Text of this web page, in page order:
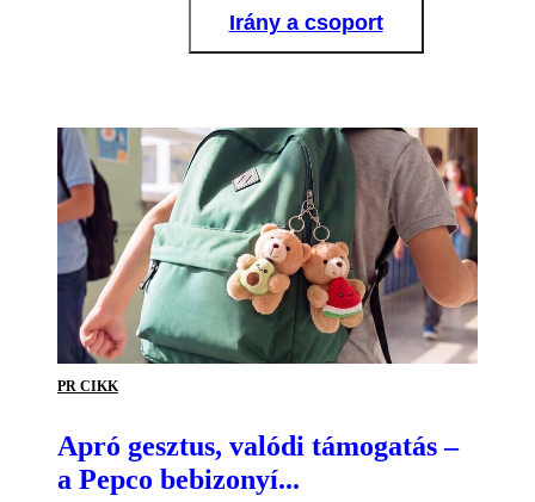
Irány a csoport
PR CIKK
Apró gesztus, valódi támogatás –
a Pepco bebizonyí...